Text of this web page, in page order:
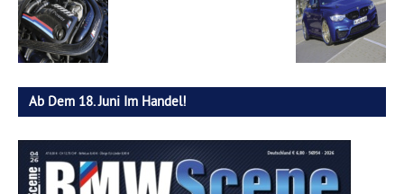
Ab Dem 18. Juni Im Handel!